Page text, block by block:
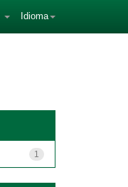
Idioma
1